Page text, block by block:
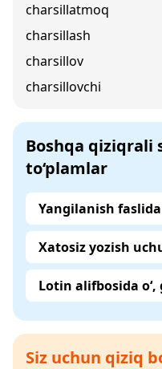
charsillatmoq
charsillash
charsillov
charsillovchi
Boshqa qiziqrali
to‘plamlar
Yangilanish faslida
Xatosiz yozish
Lotin alifbosida o‘,
Siz uchun qiziq